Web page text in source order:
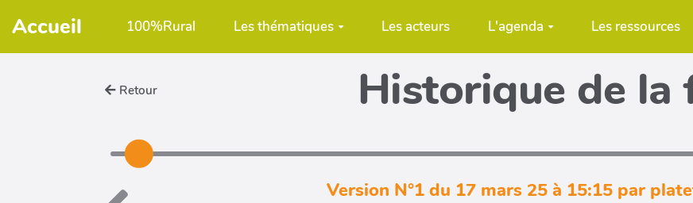
Aller au contenu principal
Accueil 100%Rural Les thématiques Les acteurs L'agenda Les ressources
Retour Historique de la
Version N°1 du 17 mars 25 à 15:15 par